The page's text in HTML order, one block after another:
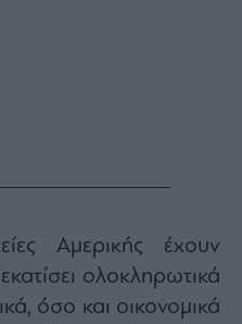
Αμερικής έχουν
ολοκληρωτικά
όσο και οικονομικά